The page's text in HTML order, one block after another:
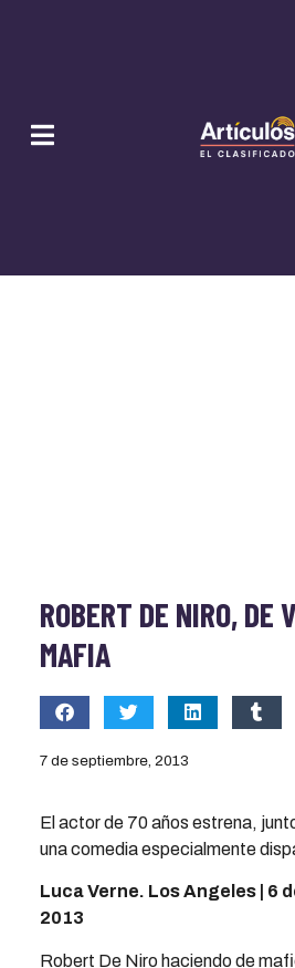
ROBERT DE NIRO, DE
MAFIA
7 de septiembre, 2013
El actor de 70 años estrena,
una comedia especialmente
Luca Verne. Los Angeles | 6
2013
Robert De Niro haciendo de